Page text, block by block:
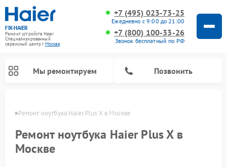
FIX-HAIER
Ремонт устройств Haier
Специализированный
cервисный центр г.Москва
+7 (495) 023-73-25
Ежедневно с 9:00 до 21:00
+7 (800) 100-33-26
Звонок бесплатный по РФ
Мы ремонтируем Позвонить
Ремонт ноутбука Haier Plus X в Москве
Ремонт ноутбука Haier Plus X в
Москве